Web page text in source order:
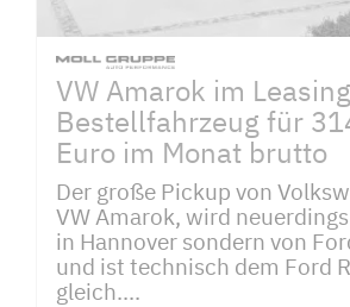
VW Amarok im
Bestellfahrzeug für
Euro im Monat brutto
Der große Pickup von
VW Amarok, wird
in Hannover sondern von
und ist technisch dem Ford
gleich....